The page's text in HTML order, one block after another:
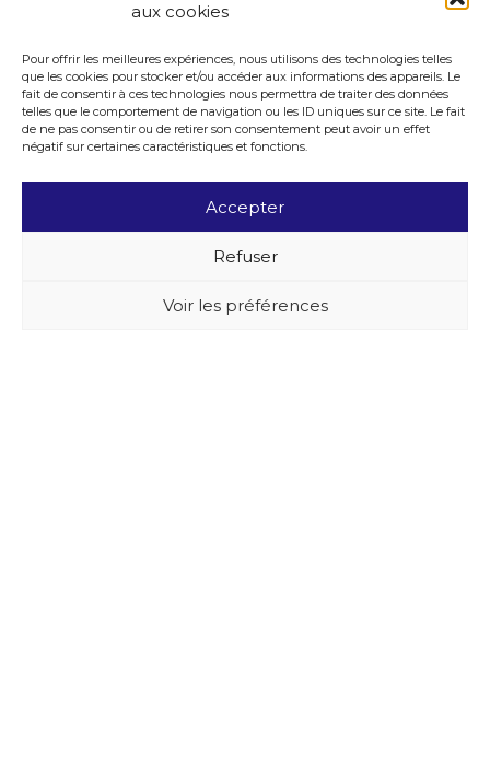
aux cookies
Pour offrir les meilleures expériences, nous utilisons des technologies telles
que les cookies pour stocker et/ou accéder aux informations des appareils. Le
fait de consentir à ces technologies nous permettra de traiter des données
telles que le comportement de navigation ou les ID uniques sur ce site. Le fait
de ne pas consentir ou de retirer son consentement peut avoir un effet
négatif sur certaines caractéristiques et fonctions.
Accepter
Refuser
Voir les préférences